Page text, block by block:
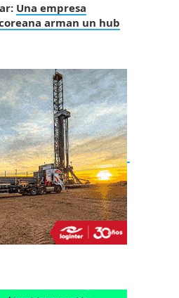
Una empresa
arman un hub